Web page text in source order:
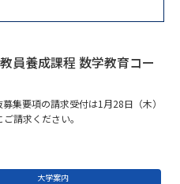
大学検索
る
国際・グローバルに強い大学特
奨学金・特待生制度特集
員養成課程 数学教育コー
集要項の請求受付は1月28日（木）
請求ください。
大学案内